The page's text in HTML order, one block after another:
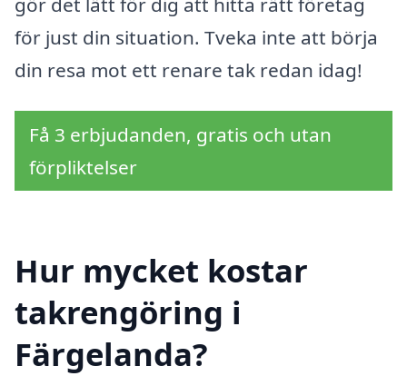
för just din situation. Tveka inte att börja
din resa mot ett renare tak redan idag!
Få 3 erbjudanden, gratis och utan
förpliktelser
Hur mycket kostar
takrengöring i
Färgelanda?